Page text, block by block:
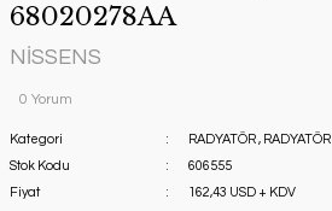
68020278AA
NİSSENS
0 Yorum
Kategori RADYATÖR , RADYATÖR
Stok Kodu
606555
Fiyat
162,43 USD + KDV